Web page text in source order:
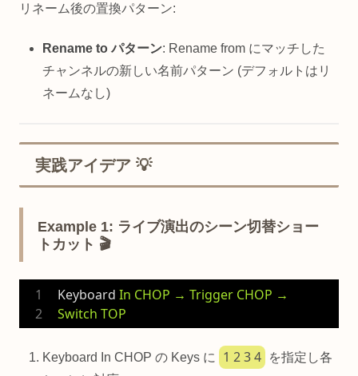
リネーム後の置換パターン:
Rename to パターン: Rename from にマッチした
チャンネルの新しい名前パターン (デフォルトはリ
ネームなし)
実践アイデア 💡
Example 1: ライブ演出のシーン切替ショー
トカット 🎬
Keyboard In CHOP → Trigger CHOP →
Switch TOP
Keyboard In CHOP の Keys に 1 2 3 4
を指定し各